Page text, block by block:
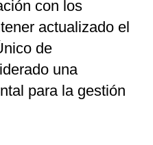
con los
actualizado el
de
una
para la gestión